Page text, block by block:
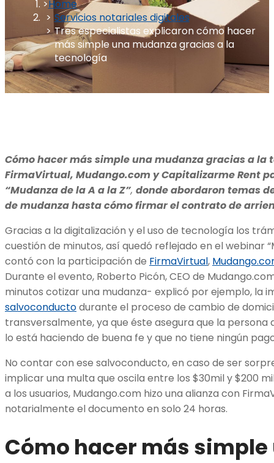
Home
Servicios notariales digitales
Tres especialistas explicaron cómo hacer
más simple una mudanza gracias a la
tecnología
Cómo hacer más simple una mudanza gracias a la
FirmaVirtual, Mudango.com y Capitalizarme Rent
“Mudanza de la A a la Z”, donde abordaron temas
de mudanza hasta cómo firmar el contrato de
Gracias a la digitalización y el uso de tecnología los
cuestión de minutos, así quedó reflejado en el webinar
contó con la participación de FirmaVirtual,
Durante el evento, Roberto Picón, CEO de
minutos cotizar una mudanza- explicó por ejemplo, la
salvoconductodurante el proceso de cambio de
transversalmente, ya que éste asegura que la persona
lo está haciendo de buena fe y que no tiene ningún
No contar con ese salvoconducto, en caso de ser
implicar una multa que oscila entre los $30mil y $200
a los usuarios, Mudango.com hizo una alianza con
notarialmente el documento en solo 24 horas.
Cómo hacer más